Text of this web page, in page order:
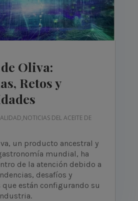
Oliva:
Retos y
,NOTICIAS DEL ACEITE DE
un producto ancestral y
mundial, ha
de la atención debido a
desafíos y
están configurando su